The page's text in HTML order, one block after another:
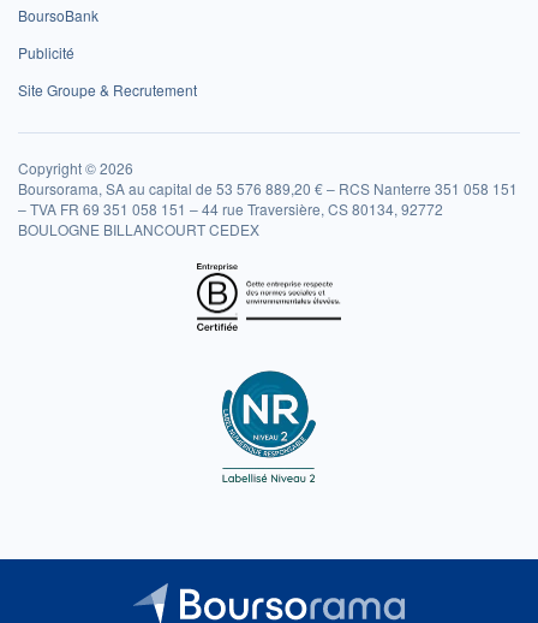
BoursoBank
Publicité
Site Groupe & Recrutement
Copyright © 2026
Boursorama, SA au capital de 53 576 889,20 € – RCS Nanterre 351 058 151
– TVA FR 69 351 058 151 – 44 rue Traversière, CS 80134, 92772
BOULOGNE BILLANCOURT CEDEX